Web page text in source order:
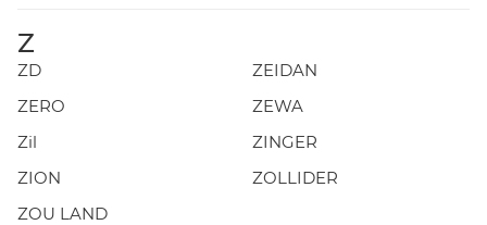
Z
ZD
ZEIDAN
ZERO
ZEWA
Zil
ZINGER
ZION
ZOLLIDER
ZOU LAND